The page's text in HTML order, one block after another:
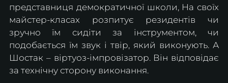
представниця демократичної школи, На своїх
майстер-класах розпитує резидентів чи
зручно їм сидіти за інструментом, чи
подобається їм звук і твір, який виконують. А
Шостак – віртуоз-імпровізатор. Він відповідає
за технічну сторону виконання.